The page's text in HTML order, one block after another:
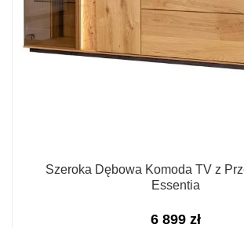
Szeroka Dębowa Komoda TV z
Essentia
6 899 zł